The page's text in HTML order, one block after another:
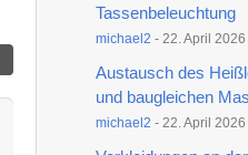
Tassenbeleuchtung
michael2 - 22. April
Austausch des
und baugleichen
michael2 - 22. April